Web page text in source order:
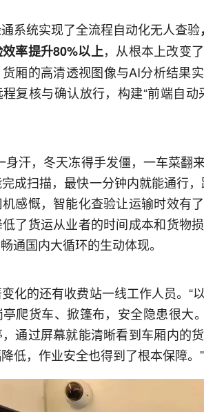
系统实现了全流程自动化无人查验
率提升80%以上，从根本上改变
厢的高清透视图像与AI分析结果
复核与确认放行，构建“前端自
身汗，冬天冻得手发僵，一车菜翻
成扫描，最快一分钟内就能通行
感慨，智能化查验让运输时效有
了货运从业者的时间成本和货物
通国内大循环的生动体现。
化的还有收费站一线工作人员。“
爬货车、掀篷布，安全隐患很大
通过屏幕就能清晰看到车厢内的
低，作业安全也得到了根本保障。”